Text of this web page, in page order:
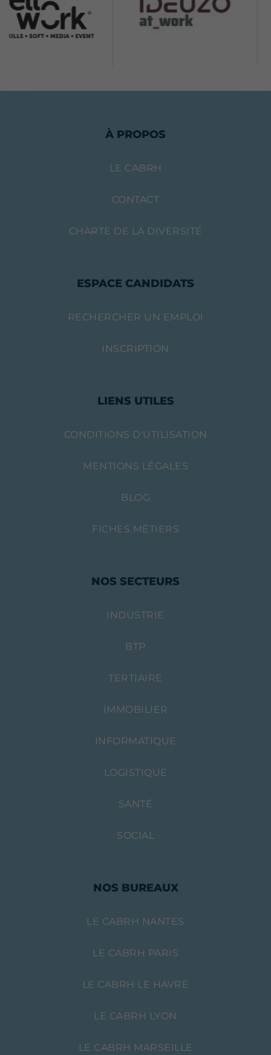
À PROPOS
LE CABRH
CONTACT
CHARTE DE LA DIVERSITÉ
ESPACE CANDIDATS
RECHERCHER UN EMPLOI
INSCRIPTION
LIENS UTILES
CONDITIONS D'UTILISATION
MENTIONS LÉGALES
BLOG
FICHES MÉTIERS
NOS SECTEURS
INDUSTRIE
BTP
TERTIAIRE
IMMOBILIER
INFORMATIQUE
LOGISTIQUE
SANTÉ
SOCIAL
NOS BUREAUX
LE CABRH NANTES
LE CABRH PARIS
LE CABRH LE HAVRE
LE CABRH LYON
LE CABRH MARSEILLE